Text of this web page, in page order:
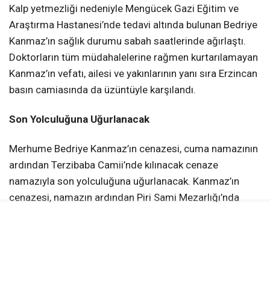
Kalp yetmezliği nedeniyle Mengücek Gazi Eğitim ve
Araştırma Hastanesi’nde tedavi altında bulunan Bedriye
Kanmaz’ın sağlık durumu sabah saatlerinde ağırlaştı.
Doktorların tüm müdahalelerine rağmen kurtarılamayan
Kanmaz’ın vefatı, ailesi ve yakınlarının yanı sıra Erzincan
basın camiasında da üzüntüyle karşılandı.
Son Yolculuğuna Uğurlanacak
Merhume Bedriye Kanmaz’ın cenazesi, cuma namazının
ardından Terzibaba Camii’nde kılınacak cenaze
namazıyla son yolculuğuna uğurlanacak. Kanmaz’ın
cenazesi, namazın ardından Piri Sami Mezarlığı’nda